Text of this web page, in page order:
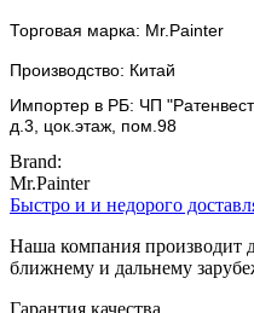
Торговая марка: Mr.Painter
Производство: Китай
Импортер в РБ: ЧП
д.3, цок.этаж, пом.98
Brand:
Mr.Painter
Быстро и и недорого
Наша компания производит
ближнему и дальнему
Гарантия качества